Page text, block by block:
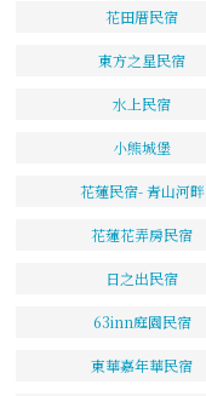
花田厝民宿
東方之星民宿
水上民宿
小熊城堡
花蓮民宿- 青山河畔
花蓮花弄房民宿
日之出民宿
63inn庭園民宿
東華嘉年華民宿